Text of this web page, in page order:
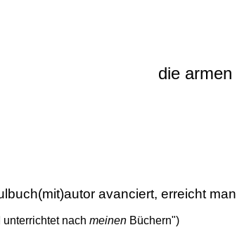
die
avanciert, erreicht
nach meinen Büchern")